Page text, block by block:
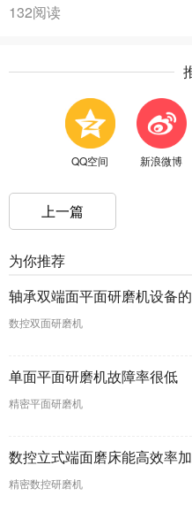
132阅读
QQ空间 新浪微博
上一篇
为你推荐
轴承双端面平面研磨机设备
数控双面研磨机
单面平面研磨机故障率很低
精密平面研磨机
数控立式端面磨床能高效率
精密数控研磨机